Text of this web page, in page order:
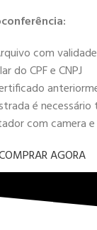
com
do CPF e CNPJ
é necessário
com camera
AGORA